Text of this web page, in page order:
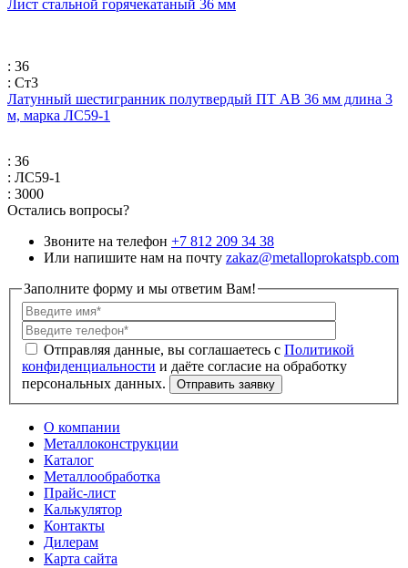
Лист стальной горячекатаный 36 мм
: 36
: Ст3
Латунный шестигранник полутвердый ПТ АВ 36 мм длина 3
м, марка ЛС59-1
: 36
: ЛС59-1
: 3000
Остались вопросы?
Звоните на телефон +7 812 209 34 38
Или напишите нам на почту zakaz@metalloprokatspb.com
Заполните форму и мы ответим Вам!
Политикой
конфиденциальности
О компании
Металлоконструкции
Каталог
Металлообработка
Прайс-лист
Калькулятор
Контакты
Дилерам
Карта сайта